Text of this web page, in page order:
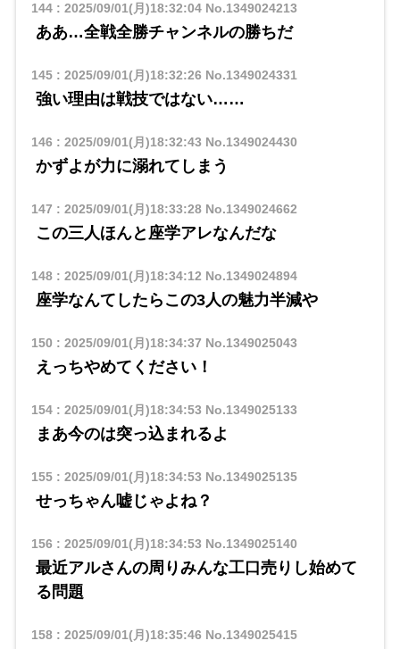
144: 2025/09/01(月)18:32:04No.1349024213
ああ…全戦全勝チャンネルの勝ちだ
145: 2025/09/01(月)18:32:26 No.1349024331
強い理由は戦技ではない……
146 : 2025/09/01(月)18:32:43 No.1349024430
かずよが力に溺れてしまう
147 : 2025/09/01(月)18:33:28No.1349024662
この三人ほんと座学アレなんだな
148: 2025/09/01(月)18:34:12 No.1349024894
座学なんてしたらこの3人の魅力半減や
150 : 2025/09/01(月)18:34:37 No.1349025043
えっちやめてください！
154: 2025/09/01(月)18:34:53 No.1349025133
まあ今のは突っ込まれるよ
155: 2025/09/01(月)18:34:53 No.1349025135
せっちゃん嘘じゃよね？
156 : 2025/09/01(月)18:34:53 No.1349025140
最近アルさんの周りみんな工口売りし始めて
る問題
158: 2025/09/01(月)18:35:46 No.1349025415